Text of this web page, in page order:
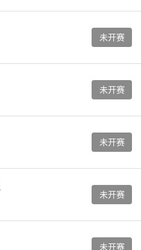
未开赛
未开赛
未开赛
未开赛
未开赛